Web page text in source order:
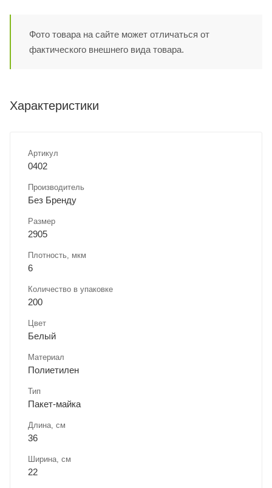
Фото товара на сайте может отличаться от
фактического внешнего вида товара.
Характеристики
Артикул
0402
Производитель
Без Бренду
Размер
2905
Плотность, мкм
6
Количество в упаковке
200
Цвет
Белый
Материал
Полиетилен
Тип
Пакет-майка
Длина, cм
36
Ширина, cм
22